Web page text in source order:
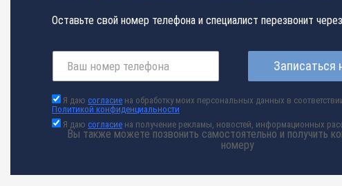
Оставьте свой номер телефона и специалист перезвонит
Записаться
Я даю согласие на обработку моих персональных данных в
Политикой конфиденциальности
Я даю согласие на получение рекламы, новостей, информационных
Вы также можете позвонить самостоятельно и получить
номеру